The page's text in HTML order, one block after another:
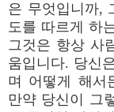
은 무엇입니까,
도를 따르게 하
그것은 항상 사
움입니다. 당신
며 어떻게 해서
만약 당신이 그